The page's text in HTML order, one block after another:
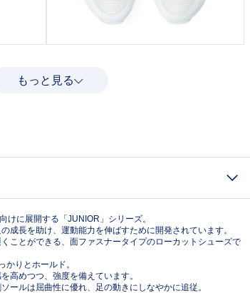
もっと見る
けに展開する「JUNIOR」シリーズ。
成長を助け、運動能力を伸ばすために開発されています。
ことができる、面ファスナータイプのローカットシューズで
りとホールド。
高めつつ、強度を備えています。
ールは屈曲性に優れ、足の動きにしなやかに追従。